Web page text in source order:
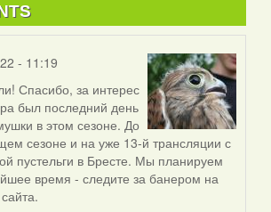
- 11:19
Спасибо, за интерес
был последний день
в этом сезоне. До
сезоне и на уже 13-й трансляции с
пустельги в Бресте. Мы планируем
время - следите за банером на